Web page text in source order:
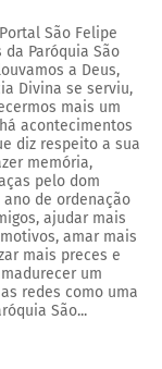
São Felipe
Paróquia São
a Deus,
Divina se serviu,
mais um
acontecimentos
diz respeito a sua
memória,
pelo dom
de ordenação
ajudar mais
amar mais
mais preces e
um
redes como uma
São...